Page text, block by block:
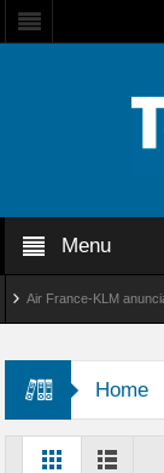
Menu
France-KLM anuncia a
Home